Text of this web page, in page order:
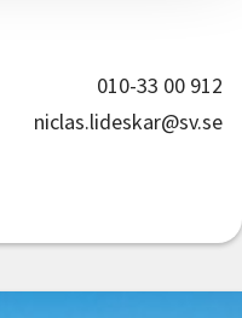
010-33 00 912
niclas.lideskar@sv.se